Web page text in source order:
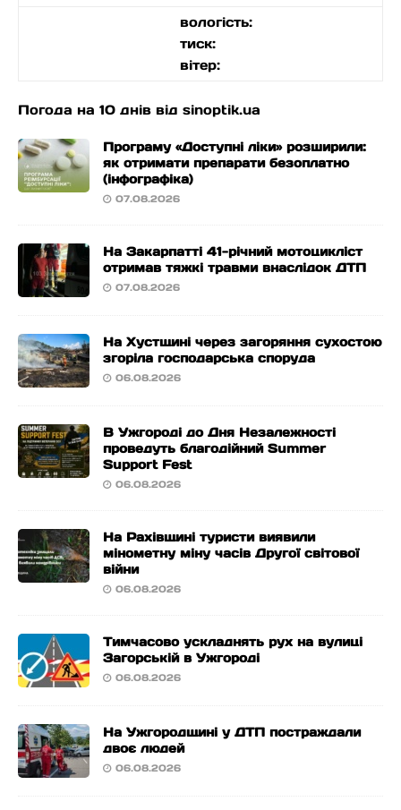
вологість:
тиск:
вітер:
Погода на 10 днів від sinoptik.ua
Програму «Доступні ліки» розширили:
як отримати препарати безоплатно
(інфографіка)
07.08.2026
На Закарпатті 41-річний мотоцикліст
отримав тяжкі травми внаслідок ДТП
07.08.2026
На Хустщині через загоряння сухостою
згоріла господарська споруда
06.08.2026
В Ужгороді до Дня Незалежності
проведуть благодійний Summer
Support Fest
06.08.2026
На Рахівщині туристи виявили
мінометну міну часів Другої світової
війни
06.08.2026
Тимчасово ускладнять рух на вулиці
Загорській в Ужгороді
06.08.2026
На Ужгородщині у ДТП постраждали
двоє людей
06.08.2026